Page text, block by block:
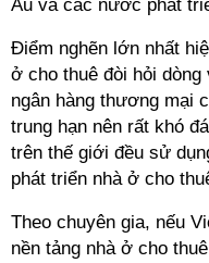
Âu và các nước phát
Điểm nghẽn lớn nhất
ở cho thuê đòi hỏi dòng
ngân hàng thương mại
trung hạn nên rất khó
trên thế giới đều sử
phát triển nhà ở cho
Theo chuyên gia, nếu
nền tảng nhà ở cho